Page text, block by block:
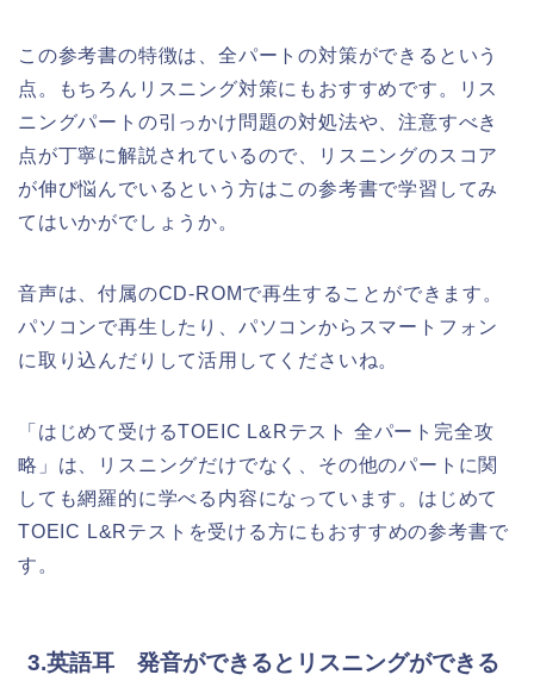
この参考書の特徴は、全パートの対策ができるという
点。もちろんリスニング対策にもおすすめです。リス
ニングパートの引っかけ問題の対処法や、注意すべき
点が丁寧に解説されているので、リスニングのスコア
が伸び悩んでいるという方はこの参考書で学習してみ
てはいかがでしょうか。
音声は、付属のCD-ROMで再生することができます。
パソコンで再生したり、パソコンからスマートフォン
に取り込んだりして活用してくださいね。
「はじめて受けるTOEIC L&Rテスト 全パート完全攻
略」は、リスニングだけでなく、その他のパートに関
しても網羅的に学べる内容になっています。はじめて
TOEIC L&Rテストを受ける方にもおすすめの参考書で
す。
3.英語耳 発音ができるとリスニングができる